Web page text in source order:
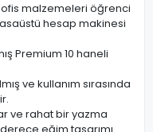
malzemeleri öğrenci
hesap makinesi
Premium 10 haneli
ve kullanım sırasında
ve rahat bir yazma